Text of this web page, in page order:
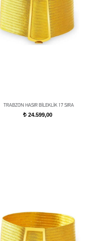
TRABZON HASIR BİLEKLİK 17 SIRA
t 24.599,00